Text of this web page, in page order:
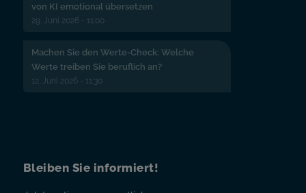
von KI emotional übersetzen
29. Juni 2026 - 11:00
Machen Sie den Werte-Check: Welche
Werte treiben Sie beruflich an?
12. Juni 2026 - 11:30
Bleiben Sie informiert!